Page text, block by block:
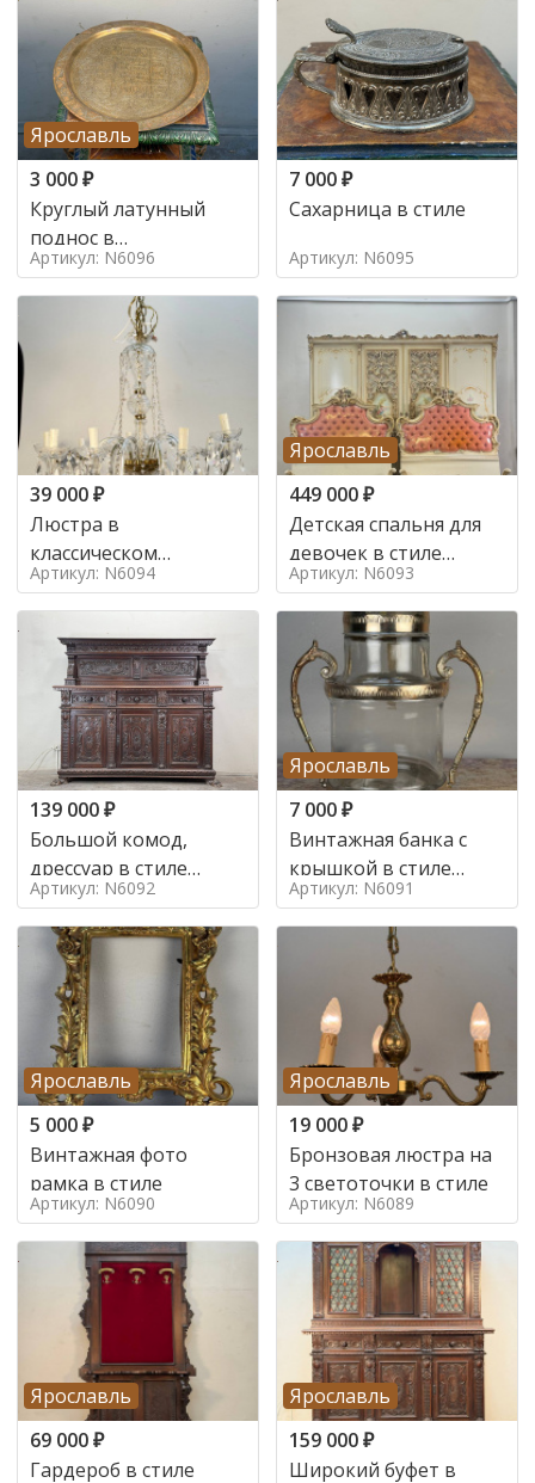
Ярославль
3 000₽
Круглый латунный
поднос в
марокканском стиле в
стиле
Артикул: N6096
7 000₽
Сахарница в стиле
Артикул: N6095
39 000₽
Люстра в
классическом
итальянском стиле на
10 ламп. в стиле
Артикул: N6094
Ярославль
449 000₽
Детская спальня для
девочек в стиле
итальянского барокко
в стиле
Артикул: N6093
139 000₽
Большой комод,
дрессуар в стиле
ренессанс,
Артикул: N6092
Ярославль
7 000₽
Винтажная банка с
крышкой в стиле
Италия,
Артикул: N6091
Ярославль
5 000₽
Винтажная фото
рамка в стиле
Артикул: N6090
Ярославль
19 000₽
Бронзовая люстра на
3 светоточки в стиле
Артикул: N6089
Ярославль
69 000₽
Гардероб в стиле
Ярославль
159 000₽
Широкий буфет в